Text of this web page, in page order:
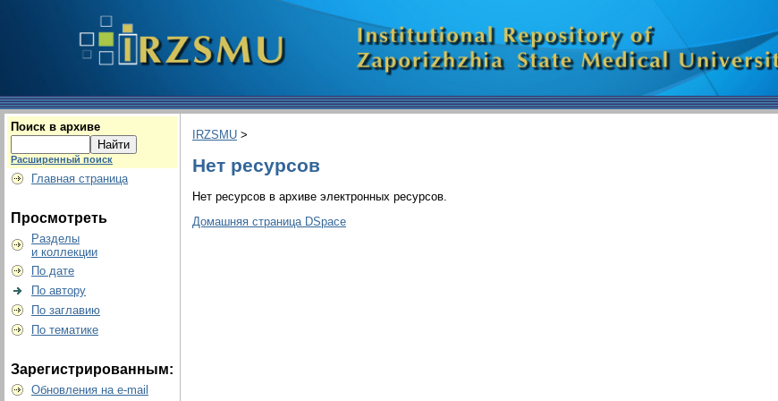
Поиск в архиве
Расширенный поиск
Главная страница
Просмотреть
Разделы
и коллекции
По дате
По автору
По заглавию
По тематике
Зарегистрированным:
Обновления на e-mail
IRZSMU >
Нет ресурсов
Нет ресурсов в архиве электронных ресурсов.
Домашняя страница DSpace